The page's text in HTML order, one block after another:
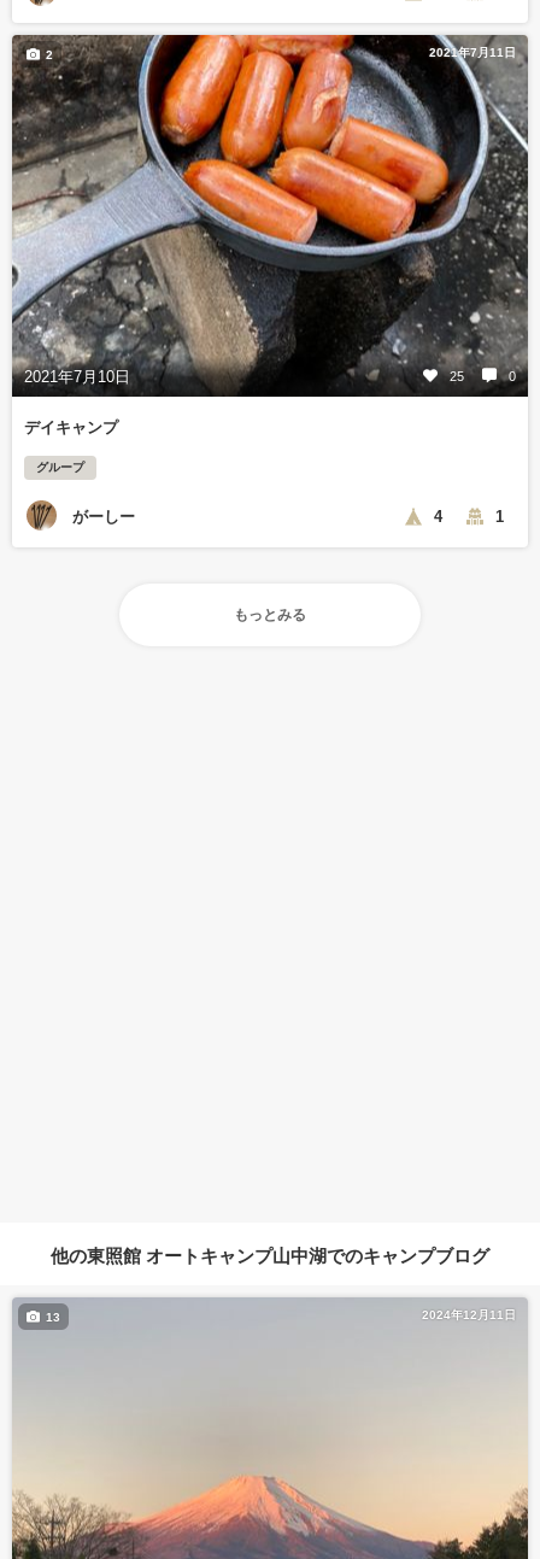
2021年7月11日
2021年7月10日 25 0
2
デイキャンプ
グループ
がーしー 4 1
もっとみる
他の東照館 オートキャンプ山中湖でのキャンプブログ
2024年12月11日
13